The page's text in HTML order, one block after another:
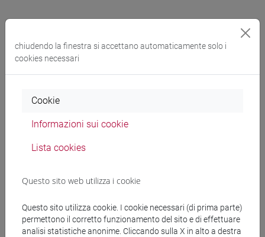
Programma
Docenti
Materiali didattici
Materiali su Moodle
chiudendo la finestra si accettano automaticamente solo i
cookies necessari
Cookie
Informazioni sui cookie
Lista cookies
Questo sito web utilizza i cookie
Questo sito utilizza cookie. I cookie necessari (di prima parte)
permettono il corretto funzionamento del sito e di effettuare
analisi statistiche anonime. Cliccando sulla X in alto a destra